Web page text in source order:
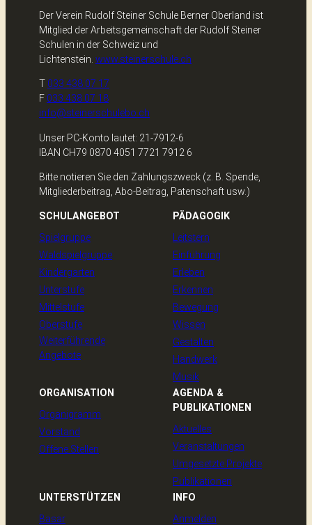
Der Verein Rudolf Steiner Schule Berner Oberland ist
Mitglied der Arbeitsgemeinschaft der Rudolf Steiner
Schulen in der Schweiz und
Lichtenstein. www.steinerschule.ch
T 033 438 07 17
F 033 438 07 18
info@steinerschulebo.ch
Unser PC-Konto lautet: 21-7912-6
IBAN CH79 0870 4051 7721 7912 6
Bitte notieren Sie den Zahlungszweck (z. B. Spende,
Mitgliederbeitrag, Abo-Beitrag, Patenschaft usw.)
SCHULANGEBOT
Spielgruppe
Waldspielgruppe
Kindergarten
Unterstufe
Mittelstufe
Oberstufe
Weiterführende
Angebote
PÄDAGOGIK
Leitstern
Einführung
Erleben
Erkennen
Bewegung
Wissen
Gestalten
Handwerk
Musik
ORGANISATION
Organigramm
Vorstand
Offene Stellen
AGENDA &
PUBLIKATIONEN
Aktuelles
Veranstaltungen
Umgesetzte Projekte
Publikationen
UNTERSTÜTZEN
Basar
INFO
Anmelden